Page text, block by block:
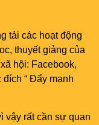
tải các hoạt động
thuyết giảng của
hội: Facebook,
“ Đẩy mạnh
vậy rất cần sự quan